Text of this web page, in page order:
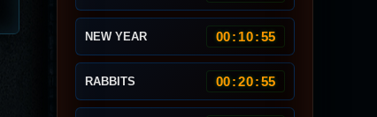
NEW YEAR 00: 10:51
RABBITS 00:20:51